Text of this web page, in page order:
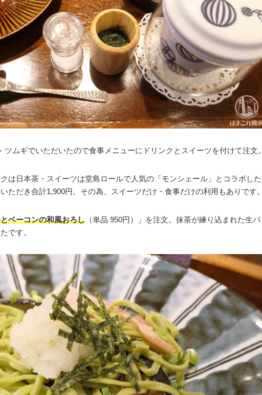
ツムギでいただいたので食事メニューにドリンクとスイーツを付けて注文。
は日本茶・スイーツは堂島ロールで人気の「モンシェール」とコラボした
ただき合計1,900円。その為、スイーツだけ・食事だけの利用もありです。
ベーコンの和風おろし （単品 950円）」を注文。抹茶が練り込まれた生パ
です。